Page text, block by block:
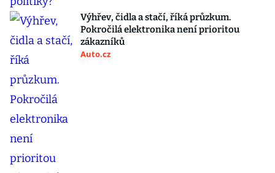
Výhřev, čidla a stačí, říká průzkum.
Pokročilá elektronika není prioritou
zákazníků
Auto.cz